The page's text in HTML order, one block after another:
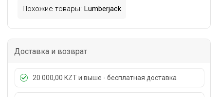
Похожие товары: Lumberjack
Доставка и возврат
20 000,00 KZT и выше - бесплатная доставка